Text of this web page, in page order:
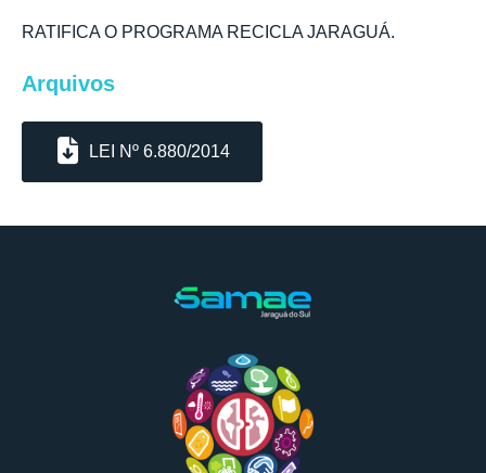
RATIFICA O PROGRAMA RECICLA JARAGUÁ.
Arquivos
LEI Nº 6.880/2014